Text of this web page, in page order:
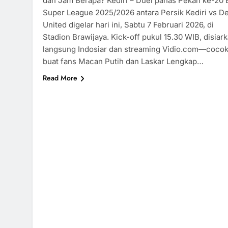
Super League 2025/2026 antara Persik Kediri vs
United digelar hari ini, Sabtu 7 Februari 2026, di
Stadion Brawijaya. Kick-off pukul 15.30 WIB,
langsung Indosiar dan streaming Vidio.com—cocok
buat fans Macan Putih dan Laskar Lengkap…
Read More